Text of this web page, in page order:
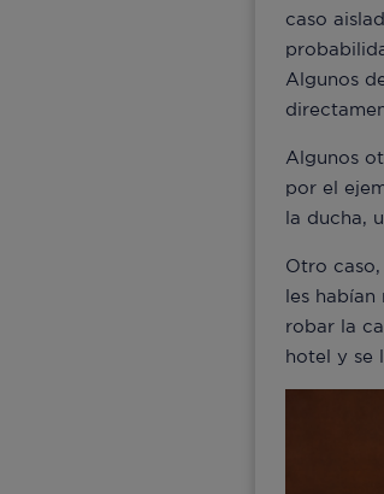
caso
Algunos
Algunos
por el
la ducha,
Otro
les
robar la
hotel y se